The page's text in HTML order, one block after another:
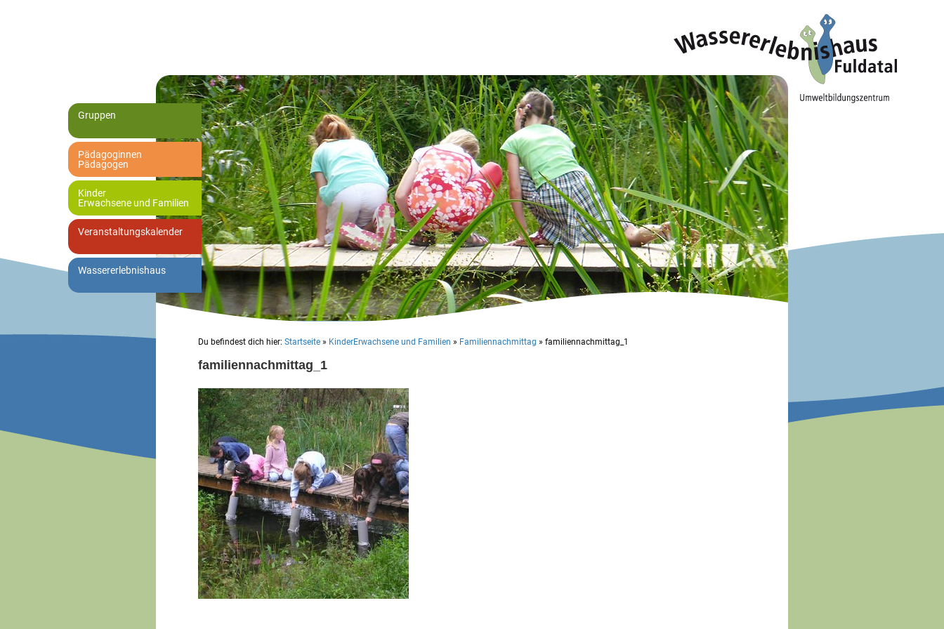
Gruppen
Pädagoginnen
Pädagogen
Kinder
Erwachsene und Familien
Veranstaltungskalender
Wassererlebnishaus
Du befindest dich hier: Startseite » KinderErwachsene und Familien » Familiennachmittag » familiennachmittag_1
familiennachmittag_1